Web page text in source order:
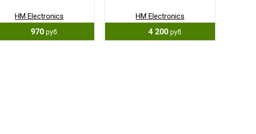
HM Electronics
970 руб.
HM Electronics
4 200 руб.